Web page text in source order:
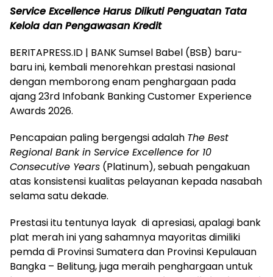
Service Excellence Harus Diikuti Penguatan Tata
Kelola dan Pengawasan Kredit
BERITAPRESS.ID | BANK Sumsel Babel (BSB) baru-
baru ini, kembali menorehkan prestasi nasional
dengan memborong enam penghargaan pada
ajang 23rd Infobank Banking Customer Experience
Awards 2026.
Pencapaian paling bergengsi adalah The Best
Regional Bank in Service Excellence for 10
Consecutive Years (Platinum), sebuah pengakuan
atas konsistensi kualitas pelayanan kepada nasabah
selama satu dekade.
Prestasi itu tentunya layak di apresiasi, apalagi bank
plat merah ini yang sahamnya mayoritas dimiliki
pemda di Provinsi Sumatera dan Provinsi Kepulauan
Bangka – Belitung, juga meraih penghargaan untuk